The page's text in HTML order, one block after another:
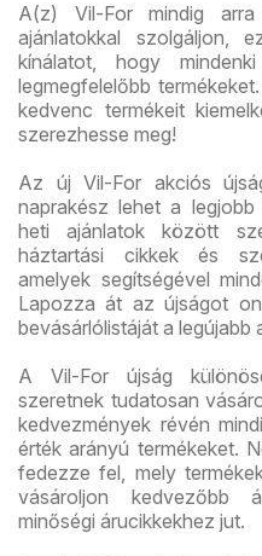
A(z) Vil-For mindig
ajánlatokkal szolgáljon,
kínálatot, hogy
legmegfelelőbb
kedvenc termékeit
szerezhesse meg!
Az új Vil-For akciós
naprakész lehet a
heti ajánlatok között
háztartási cikkek és
amelyek segítségével
Lapozza át az újságot
bevásárlólistáját a legújabb
A Vil-For újság
szeretnek tudatosan
kedvezmények révén
érték arányú termékeket.
fedezze fel, mely
vásároljon kedvezőbb
minőségi árucikkekhez jut.